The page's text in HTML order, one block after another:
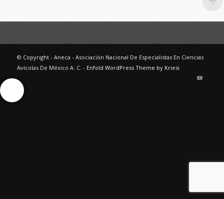
© Copyright - Aneca - Asociación Nacional De Especialistas En Ciencias
Avícolas De México A. C. - Enfold WordPress Theme by Kriesi
Ayuda Interactiva
Ayuda Interactiva
Ayuda Interactiva